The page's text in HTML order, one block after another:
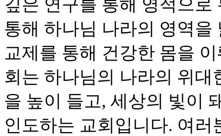
깊은 연구를 통해 영적으
통해 하나님 나라의 영역
교제를 통해 건강한 몸을
회는 하나님의 나라의 위
을 높이 들고, 세상의 빛이
인도하는 교회입니다. 여